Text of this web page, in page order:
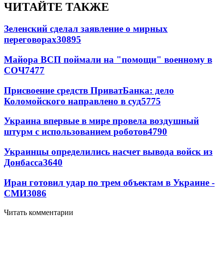
ЧИТАЙТЕ ТАКЖЕ
Зеленский сделал заявление о мирных
переговорах30895
Майора ВСП поймали на "помощи" военному в
СОЧ7477
Присвоение средств ПриватБанка: дело
Коломойского направлено в суд5775
Украина впервые в мире провела воздушный
штурм с использованием роботов4790
Украинцы определились насчет вывода войск из
Донбасса3640
Иран готовил удар по трем объектам в Украине -
СМИ3086
Читать комментарии